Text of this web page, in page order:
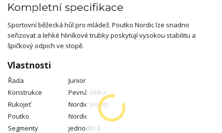
Kompletní specifikace
Sportovní běžecká hůl pro mládež. Poutko Nordic lze snadno
seřizovat a lehké hliníkové trubky poskytují vysokou stabilitu a
špičkový odpich ve stopě.
Vlastnosti
Řada
Junior
Konstrukce
Pevná délka
Rukojeť
Nordic (Hard)
Poutko
Nordic
Segmenty
jednodílná